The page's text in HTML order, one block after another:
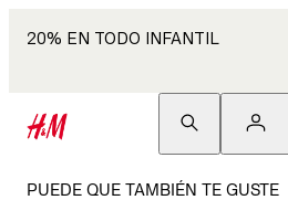
20% EN TODO INFANTIL
PUEDE QUE TAMBIÉN TE GUSTE